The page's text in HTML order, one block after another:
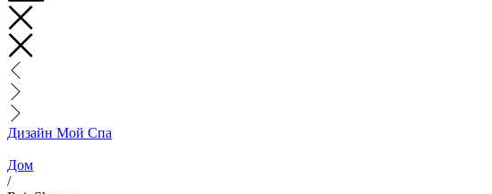
Дизайн Мой Спа
Дом
/